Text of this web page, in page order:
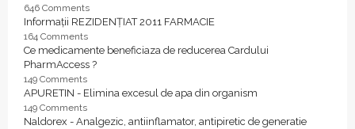
646 Comments
Informații REZIDENȚIAT 2011 FARMACIE
164 Comments
Ce medicamente beneficiaza de reducerea Cardului
PharmAccess ?
149 Comments
APURETIN - Elimina excesul de apa din organism
149 Comments
Naldorex - Analgezic, antiinflamator, antipiretic de generatie